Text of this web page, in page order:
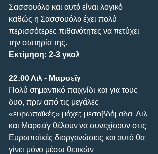
Σασσουόλο και αυτό είναι λογικό
καθώς η Σασσουόλο έχει πολύ
περισσότερες πιθανότητες να πετύχει
την σωτηρία της.
Εκτίμηση: 2-3 γκολ
22:00 Λιλ - Μαρσεϊγ
Πολύ σημαντικό παιχνίδι και για τους
δυο, πριν από τις μεγάλες
«ευρωπαϊκές» μάχες μεσοβδόμαδα. Λιλ
και Μαρσεϊγ θέλουν να συνεχίσουν στις
Ευρωπαϊκές διοργανώσεις και αυτό θα
γίνει μόνο μέσω θετικών